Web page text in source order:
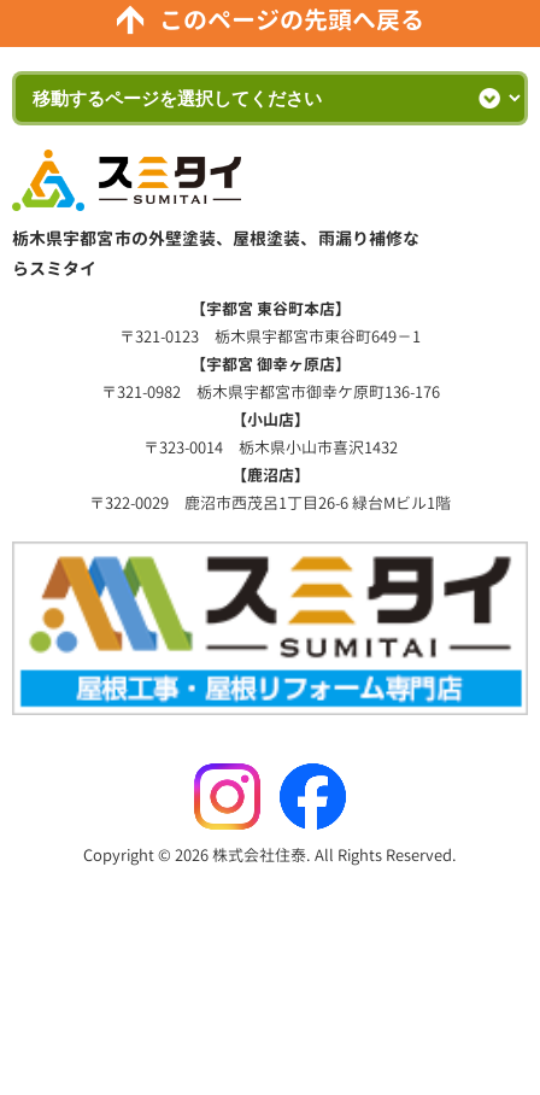
このページの先頭へ戻る
栃木県宇都宮市の外壁塗装、屋根塗装、雨漏り補修な
らスミタイ
【宇都宮 東谷町本店】
〒321-0123 栃木県宇都宮市東谷町649－1
【宇都宮 御幸ヶ原店】
〒321-0982 栃木県宇都宮市御幸ケ原町136-176
【小山店】
〒323-0014 栃木県小山市喜沢1432
【鹿沼店】
〒322-0029 鹿沼市西茂呂1丁目26-6 緑台Mビル1階
Copyright © 2026 株式会社住泰. All Rights Reserved.